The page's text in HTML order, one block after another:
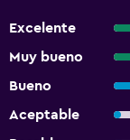
Excelente
Muy bueno
Bueno
Aceptable